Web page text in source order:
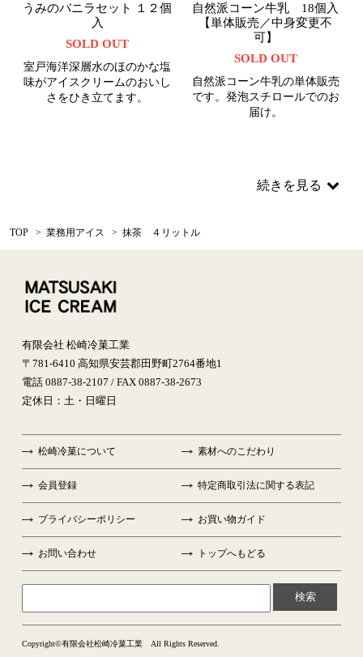
うみのバニラセット １２個
入
SOLD OUT
室戸海洋深層水のほのかな塩
味がアイスクリームのおいし
さをひき立てます。
自然派コーン牛乳 18個入
【単体販売／中身変更不
可】
SOLD OUT
自然派コーン牛乳の単体販売
です。発泡スチロールでのお
届け。
続きを見る
TOP > 業務用アイス > 抹茶 ４リットル
有限会社 松崎冷菓工業
〒781-6410 高知県安芸郡田野町2764番地1
電話 0887-38-2107 / FAX 0887-38-2673
定休日：土・日曜日
松崎冷菓について 素材へのこだわり
会員登録 特定商取引法に関する表記
プライバシーポリシー お買い物ガイド
お問い合わせ トップへもどる
検索
Copyright©有限会社松崎冷菓工業 All Rights Reserved.